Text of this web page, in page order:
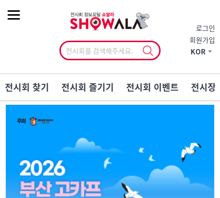
로그인
회원가입
KOR
전시회 찾기 전시회 즐기기 전시회 이벤트 전시장